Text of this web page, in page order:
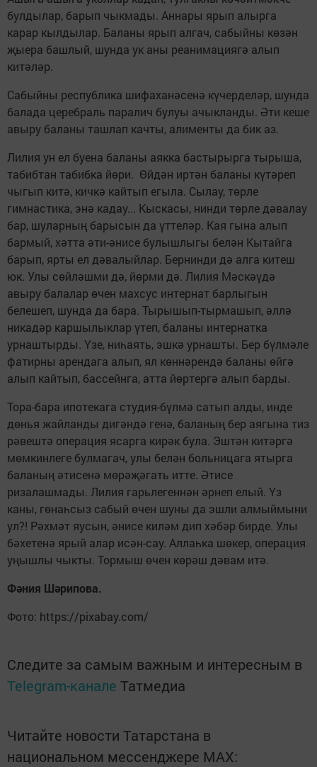
булдылар, барып чыкмады. Аннары ярып алырга
карар кылдылар. Баланы ярып алгач, сабыйны көзән
җыера башлый, шунда ук аны реанимациягә алып
китәләр.
Сабыйны республика шифаханәсенә күчерделәр, шунда
балада церебраль паралич булуы ачыкланды. Әти кеше
авыру баланы ташлап качты, алименты да бик аз.
Лилия ун ел буена баланы аякка бастырырга тырыша,
табибтан табибка йөри. Өйдән иртән баланы күтәреп
чыгып китә, кичкә кайтып егыла. Сылау, төрле
гимнастика, энә кадау... Кыскасы, нинди төрле дәвалау
бар, шуларның барысын да үттеләр. Кая гына алып
бармый, хәтта әти-әнисе булышлыгы белән Кытайга
барып, ярты ел дәвалыйлар. Бернинди дә алга китеш
юк. Улы сөйләшми дә, йөрми дә. Лилия Мәскәүдә
авыру балалар өчен махсус интернат барлыгын
белешеп, шунда да бара. Тырышып-тырмашып, әллә
никадәр каршылыклар үтеп, баланы интернатка
урнаштырды. Үзе, ниһаять, эшкә урнашты. Бер бүлмәле
фатирны арендага алып, ял көннәрендә баланы өйгә
алып кайтып, бассейнга, атта йөртергә алып барды.
Тора-бара ипотекага студия-бүлмә сатып алды, инде
дөнья жайланды дигәндә генә, баланың бер аягына тиз
рәвештә операция ясарга кирәк була. Эштән китәргә
мөмкинлеге булмагач, улы белән больницага ятырга
баланың әтисенә мөрәҗәгать итте. Әтисе
ризалашмады. Лилия гарьлегеннән әрнеп елый. Үз
каны, гөнаһсыз сабый өчен шуны да эшли алмыймыни
ул?! Рәхмәт яусын, әнисе киләм дип хәбәр бирде. Улы
бәхетенә ярый алар исән-сау. Аллаһка шөкер, операция
уңышлы чыкты. Тормыш өчен көрәш дәвам итә.
Фәния Шәрипова.
Фото: https://pixabay.com/
Следите за самым важным и интересным в
Telegram-канале Татмедиа
Читайте новости Татарстана в
национальном мессенджере MАХ: